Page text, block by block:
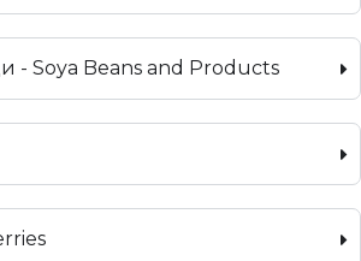
- Soya Beans and Products